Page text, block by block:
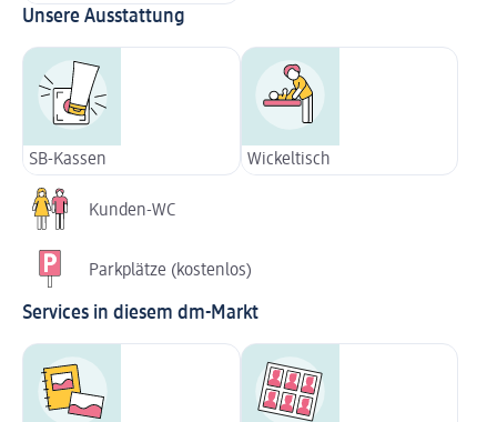
Unsere Ausstattung
SB-Kassen Wickeltisch
Kunden-WC
Parkplätze (kostenlos)
Services in diesem dm-Markt